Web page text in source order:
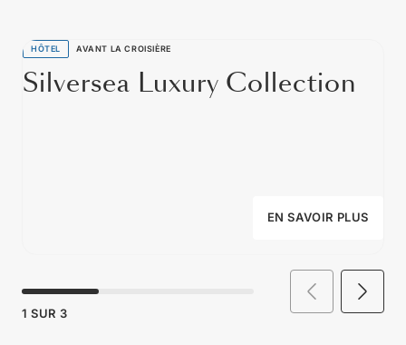
HÔTEL AVANT LA CROISIÈRE
Silversea Luxury Collection
EN SAVOIR PLUS
1 SUR 3